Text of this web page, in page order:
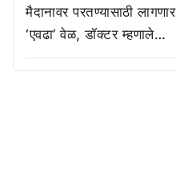
मैदानावर परतण्यासाठी लागणार
‘एवढा’ वेळ, डॉक्टर म्हणाले…